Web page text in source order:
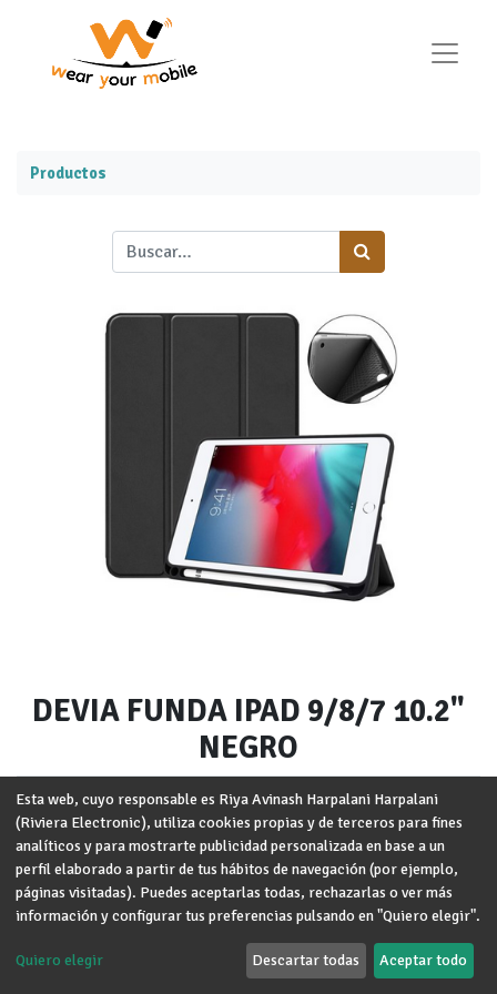
Productos
DEVIA FUNDA IPAD 9/8/7 10.2"
NEGRO
Marca: DEVIA
Modelo:IPAD 7ª, 8ª y 9ª Gen (10.2'')
Términos y condiciones
Garantía de devolución de 30 días
Envío: 2-3 días laborales
Esta web, cuyo responsable es Riya Avinash Harpalani Harpalani
(Riviera Electronic), utiliza cookies propias y de terceros para fines
analíticos y para mostrarte publicidad personalizada en base a un
perfil elaborado a partir de tus hábitos de navegación (por ejemplo,
páginas visitadas). Puedes aceptarlas todas, rechazarlas o ver más
información y configurar tus preferencias pulsando en "Quiero elegir".
Quiero elegir Descartar todas Aceptar todo